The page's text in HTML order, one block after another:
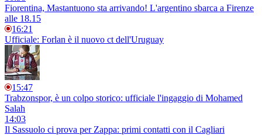
Fiorentina, Mastantuono sta arrivando! L'argentino sbarca a Firenze
alle 18.15
16:21
Ufficiale: Forlan è il nuovo ct dell'Uruguay
15:47
Trabzonspor, è un colpo storico: ufficiale l'ingaggio di Mohamed
Salah
14:03
Il Sassuolo ci prova per Zappa: primi contatti con il Cagliari